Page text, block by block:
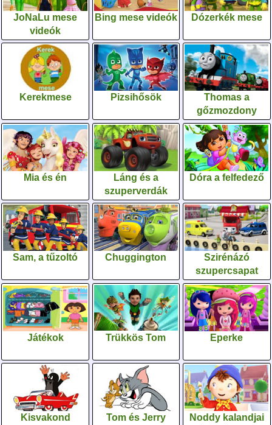
JoNaLu mese
videók
Bing mese videók Dózerkék mese
Kerekmese Pizsihősök
Thomas a
gőzmozdony
Mia és én
Láng és a
szuperverdák
Dóra a felfedező
Sam, a tűzoltó Chuggington
Szirénázó
szupercsapat
Játékok Trükkös Tom Eperke
Kisvakond Tom és Jerry
Noddy kalandjai